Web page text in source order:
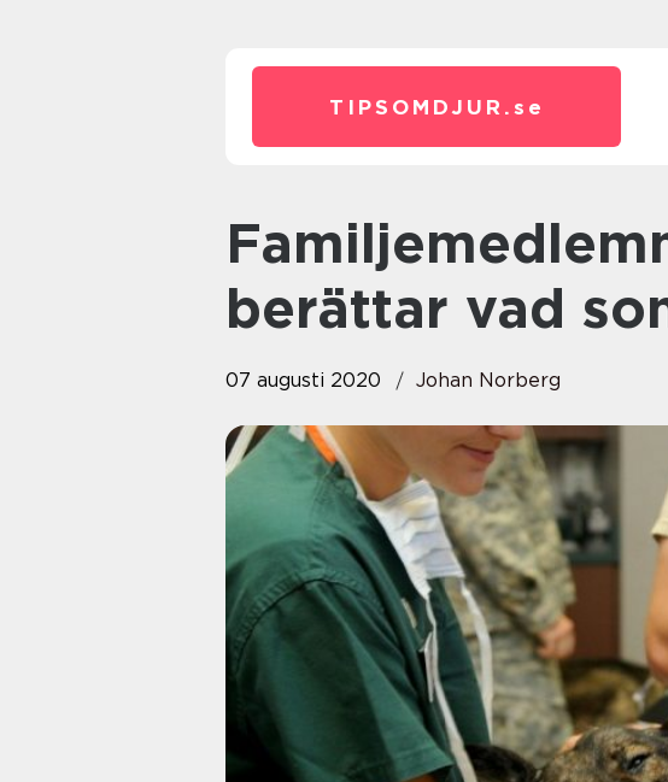
TIPSOMDJUR. se
Familjemedlemmen som inte
berättar vad
07 augusti 2020 Johan Norberg